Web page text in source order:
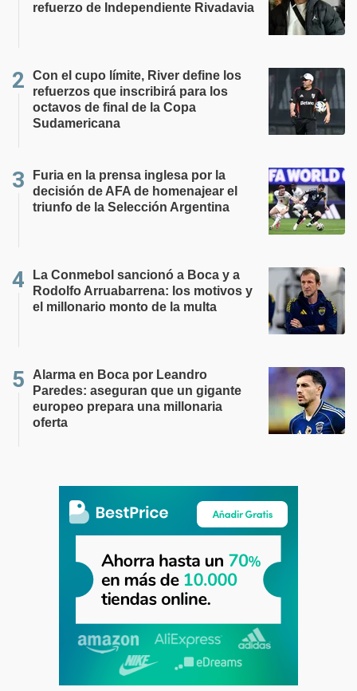
refuerzo de Independiente Rivadavia
Con el cupo límite, River define los
refuerzos que inscribirá para los
octavos de final de la Copa
Sudamericana
Furia en la prensa inglesa por la
decisión de AFA de homenajear el
triunfo de la Selección Argentina
La Conmebol sancionó a Boca y a
Rodolfo Arruabarrena: los motivos y
el millonario monto de la multa
Alarma en Boca por Leandro
Paredes: aseguran que un gigante
europeo prepara una millonaria
oferta